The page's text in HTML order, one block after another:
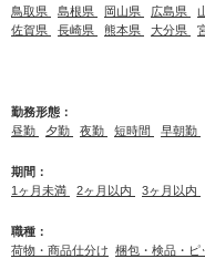
鳥取県
島根県 岡山県 広島県
佐賀県
長崎県 熊本県 大分県
勤務形態：
昼勤
夕勤 夜勤 短時間 早朝勤
期間：
1ヶ月未満
2ヶ月以内 3ヶ月以内
職種：
荷物・商品仕分け 梱包・検品・ピ